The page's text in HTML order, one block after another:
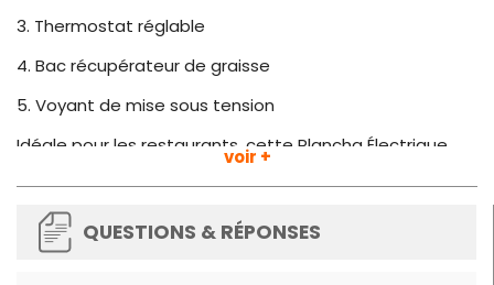
3. Thermostat réglable
4. Bac récupérateur de graisse
5. Voyant de mise sous tension
Idéale pour les restaurants, cette Plancha Électrique
700 Avec Plaque Lisse est conçue pour durer dans le
temps et pour vous offrir une cuisine saine et
savoureuse. Pratique et puissante, elle s'adaptera
parfaitement à vos besoins et vous permettra de
réaliser vos meilleures recettes. Offrez-vous le meilleur
voir +
QUESTIONS & RÉPONSES